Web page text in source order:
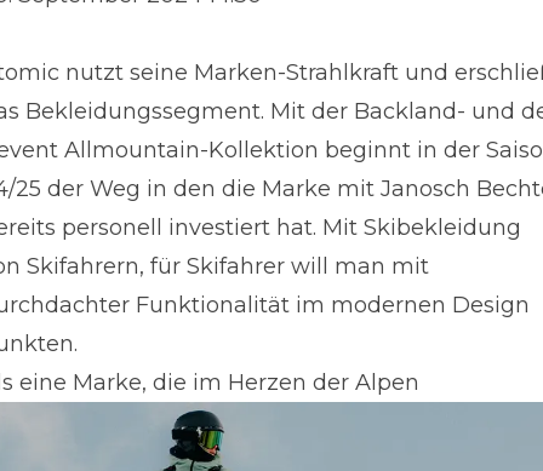
nutzt seine Marken-Strahlkraft und
Bekleidungssegment. Mit der Backland- und
Allmountain-Kollektion beginnt in der
25 der Weg in den die Marke mit Janosch
personell investiert hat. Mit Skibekleidung
Skifahrern, für Skifahrer will man mit
Funktionalität im modernen Design
eine Marke, die im Herzen der Alpen